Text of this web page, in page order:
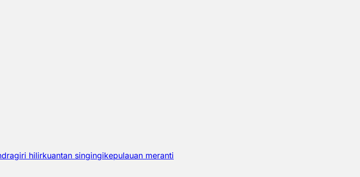
hilirkuantan singingikepulauan meranti